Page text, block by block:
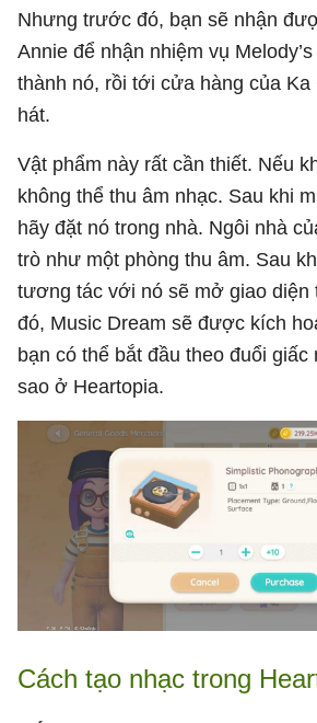
Nhưng trước đó, bạn sẽ nhận
Annie để nhận nhiệm vụ
thành nó, rồi tới cửa hàng của Ka
hát.
Vật phẩm này rất cần thiết. Nếu
không thể thu âm nhạc. Sau khi
hãy đặt nó trong nhà. Ngôi nhà
trò như một phòng thu âm. Sau
tương tác với nó sẽ mở giao diện
đó, Music Dream sẽ được kích
bạn có thể bắt đầu theo đuổi
sao ở Heartopia.
Cách tạo nhạc trong